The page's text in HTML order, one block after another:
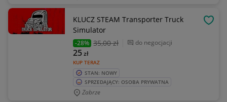
KLUCZ STEAM Transporter Truck
Simulator
-28% 35,00 zł do negocjacji
KUP TERAZ
25zł
STAN: NOWY
SPRZEDAJĄCY: OSOBA PRYWATNA
Zabrze